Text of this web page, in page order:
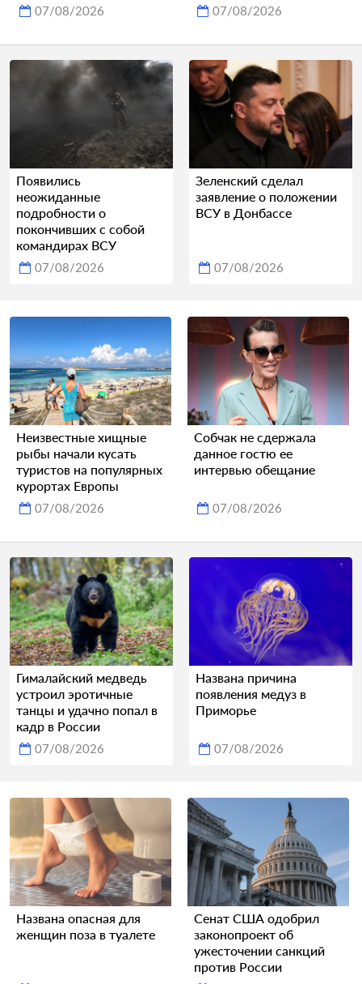
07/08/2026 07/08/2026
Появились
неожиданные
подробности о
покончивших с собой
командирах ВСУ
07/08/2026
Зеленский сделал
заявление о положении
ВСУ в Донбассе
07/08/2026
Неизвестные хищные
рыбы начали кусать
туристов на популярных
курортах Европы
07/08/2026
Собчак не сдержала
данное гостю ее
интервью обещание
07/08/2026
Гималайский медведь
устроил эротичные
танцы и удачно попал в
кадр в России
07/08/2026
Названа причина
появления медуз в
Приморье
07/08/2026
Названа опасная для
женщин поза в туалете
Сенат США одобрил
законопроект об
ужесточении санкций
против России